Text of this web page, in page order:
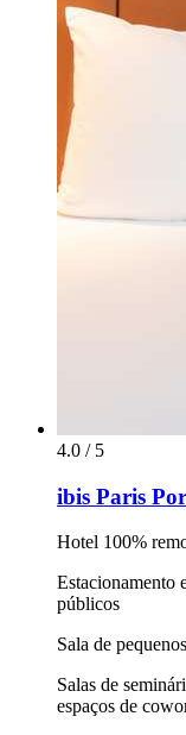
4.0 / 5
ibis Paris
Hotel 100%
Estacionamento
públicos
Sala de
Salas de
espaços de